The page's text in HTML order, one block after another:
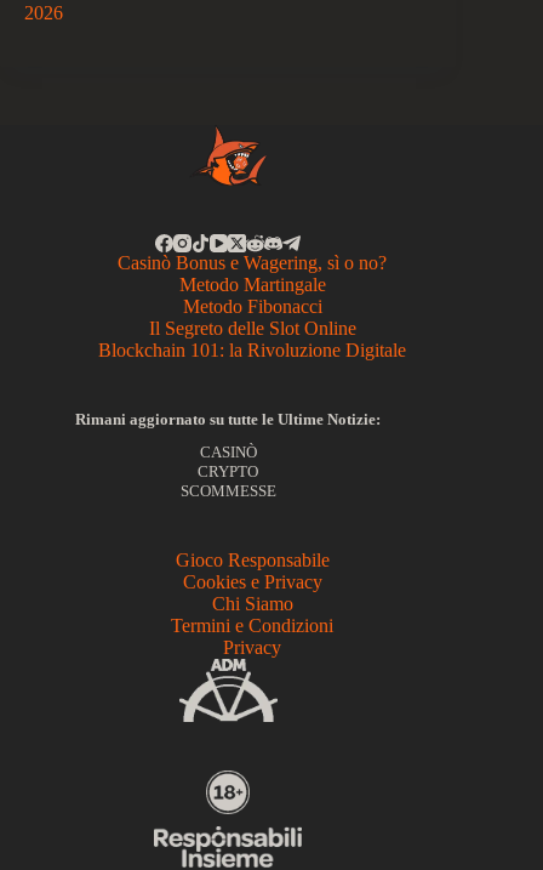
2026
Casinò Bonus e Wagering, sì o no?
Metodo Martingale
Metodo Fibonacci
Il Segreto delle Slot Online
Blockchain 101: la Rivoluzione Digitale
Rimani aggiornato su tutte le Ultime Notizie:
CASINÒ
CRYPTO
SCOMMESSE
Gioco Responsabile
Cookies e Privacy
Chi Siamo
Termini e Condizioni
Privacy